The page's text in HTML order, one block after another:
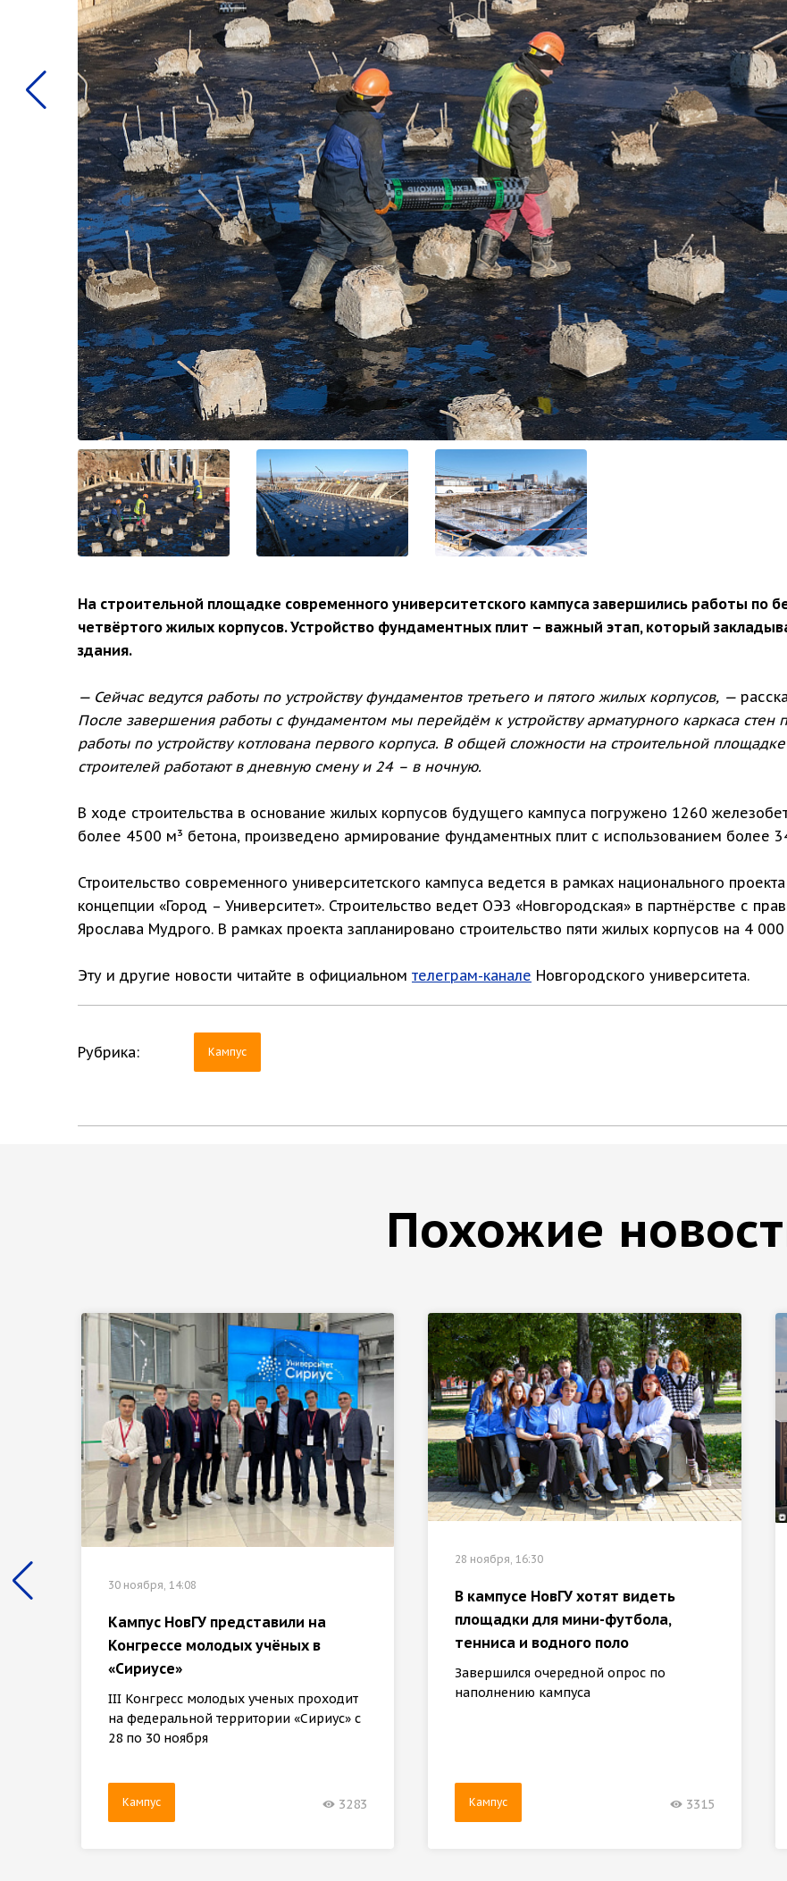
На строительной площадке современного университетского кампуса завершились работы по
четвёртого жилых корпусов. Устройство фундаментных плит – важный этап, который
здания.
— Сейчас ведутся работы по устройству фундаментов третьего и пятого жилых корпусов, —
После завершения работы с фундаментом мы перейдём к устройству арматурного каркаса
работы по устройству котлована первого корпуса. В общей сложности на строительной
строителей работают в дневную смену и 24 – в ночную.
В ходе строительства в основание жилых корпусов будущего кампуса погружено 1260
более 4500 м³ бетона, произведено армирование фундаментных плит с использованием более
Строительство современного университетского кампуса ведется в рамках национального
концепции «Город – Университет». Строительство ведет ОЭЗ «Новгородская» в партнёрстве с
Ярослава Мудрого. В рамках проекта запланировано строительство пяти жилых корпусов на 4
Эту и другие новости читайте в официальном телеграм-канале Новгородского университета.
Рубрика: Кампус
Похожие
30 ноября, 14:08
Кампус НовГУ представили на
Конгрессе молодых учёных в
«Сириусе»
III Конгресс молодых ученых проходит
на федеральной территории «Сириус» с
28 по 30 ноября
Кампус 3283
28 ноября, 16:30
В кампусе НовГУ хотят видеть
площадки для мини-футбола,
тенниса и водного поло
Завершился очередной опрос по
наполнению кампуса
Кампус 3315